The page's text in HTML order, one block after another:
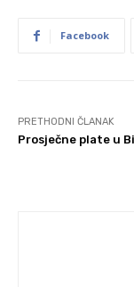
Facebook
PRETHODNI ČLANAK
Prosječne plate u